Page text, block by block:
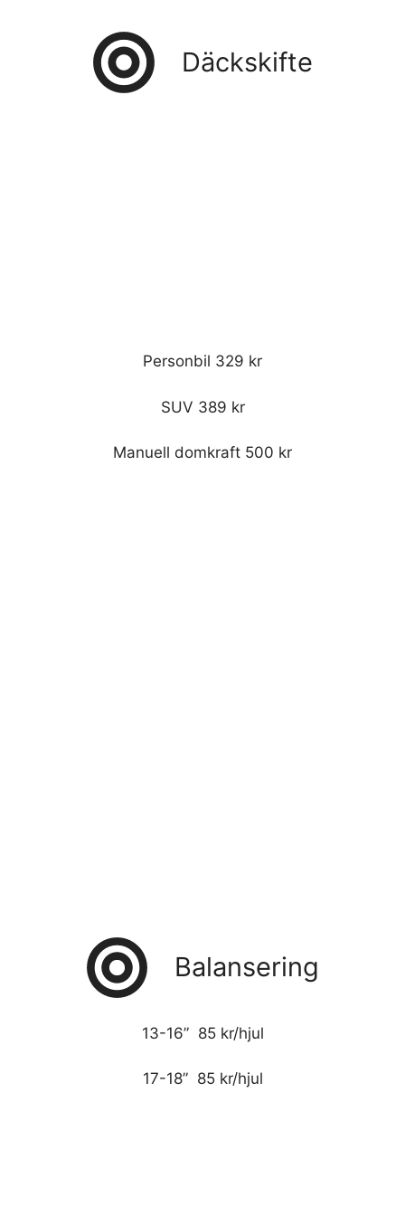
Däckskifte
Personbil 329 kr
SUV 389 kr
Manuell domkraft 500 kr
Balansering
13-16” 85 kr/hjul
17-18” 85 kr/hjul